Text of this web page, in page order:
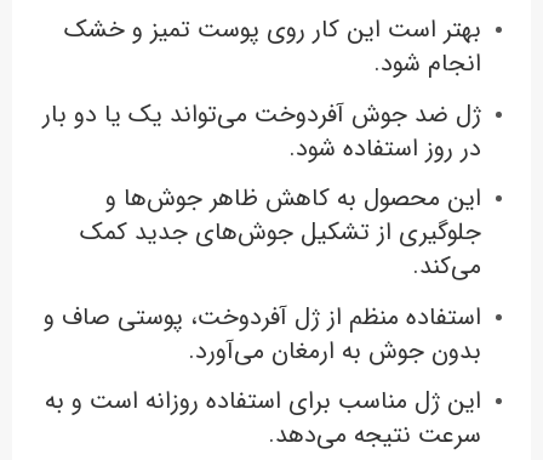
بهتر است این کار روی پوست تمیز و خشک
انجام شود.
ژل ضد جوش آفردوخت می‌تواند یک یا دو بار
در روز استفاده شود.
این محصول به کاهش ظاهر جوش‌ها و
جلوگیری از تشکیل جوش‌های جدید کمک
می‌کند.
استفاده منظم از ژل آفردوخت، پوستی صاف و
بدون جوش به ارمغان می‌آورد.
این ژل مناسب برای استفاده روزانه است و به
سرعت نتیجه می‌دهد.